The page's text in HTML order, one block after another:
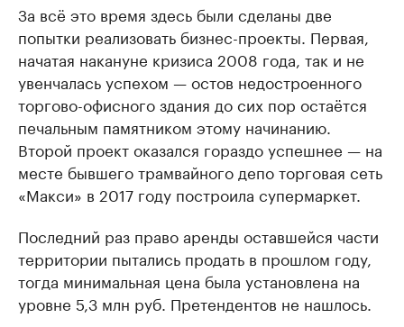
За всё это время здесь были сделаны две
попытки реализовать бизнес-проекты. Первая,
начатая накануне кризиса 2008 года, так и не
увенчалась успехом — остов недостроенного
торгово-офисного здания до сих пор остаётся
печальным памятником этому начинанию.
Второй проект оказался гораздо успешнее — на
месте бывшего трамвайного депо торговая сеть
«Макси» в 2017 году построила супермаркет.
Последний раз право аренды оставшейся части
территории пытались продать в прошлом году,
тогда минимальная цена была установлена на
уровне 5,3 млн руб. Претендентов не нашлось.